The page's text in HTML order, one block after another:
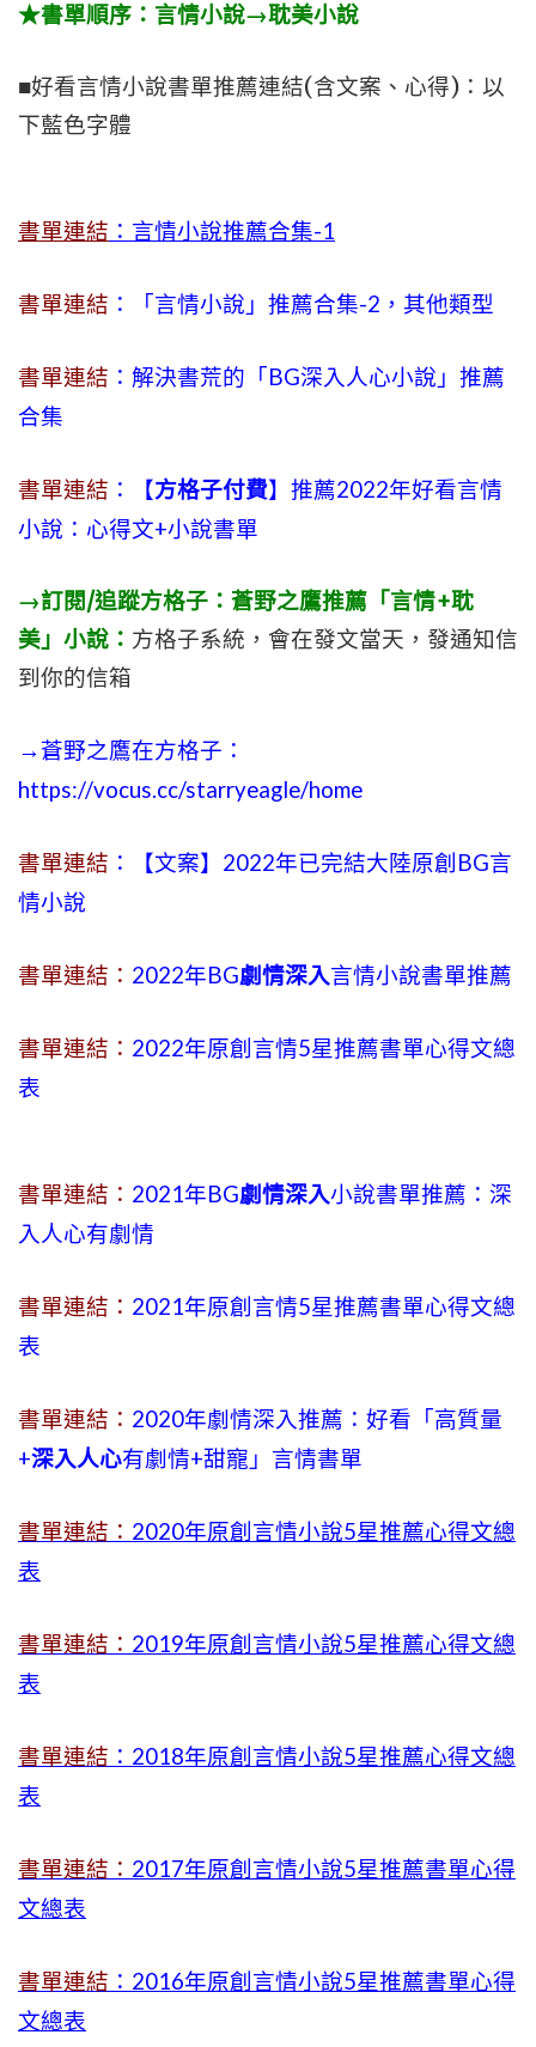
★書單順序：言情小說→耽美小說
■好看言情小說書單推薦連結(含文案、心得)：以
下藍色字體
書單連結 ：言情小說推薦合集-1
書單連結 ：「言情小說」推薦合集-2，其他類型
書單連結 ：解決書荒的「BG深入人心小說」推薦
合集
書單連結 ：【方格子付費】推薦2022年好看言情
小說：心得文+小說書單
→訂閱/追蹤方格子：蒼野之鷹推薦「言情+耽
美」小說： 方格子系統，會在發文當天，發通知信
到你的信箱
→蒼野之鷹在方格子：
https://vocus.cc/starryeagle/home
書單連結 ：【文案】2022年已完結大陸原創BG言
情小說
書單連結： 2022年BG劇情深入言情小說書單推薦
書單連結： 2022年原創言情5星推薦書單心得文總
表
書單連結： 2021年BG劇情深入小說書單推薦：深
入人心有劇情
書單連結： 2021年原創言情5星推薦書單心得文總
表
書單連結： 2020年劇情深入推薦：好看「高質量
+深入人心有劇情+甜寵」言情書單
書單連結： 2020年原創言情小說5星推薦心得文總
表
書單連結： 2019年原創言情小說5星推薦心得文總
表
書單連結 ：2018年原創言情小說5星推薦心得文總
表
書單連結： 2017年原創言情小說5星推薦書單心得
文總表
書單連結 ：2016年原創言情小說5星推薦書單心得
文總表